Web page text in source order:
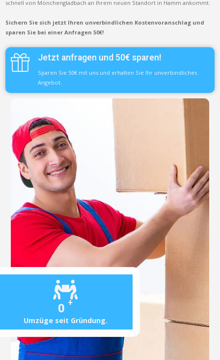
0 +
Umzüge seit Gründung.
schnell von Mönchengladbach an Ihrem neuen Standort in Hamm ankommt.
Sichern Sie sich jetzt Ihren unverbindlichen Kostenvoranschlag und
sparen Sie bei einer Anfragen 50€!
Jetzt anfragen und 50€ sparen!
Sparen Sie 50€ mit uns und erhalten Sie Ihr unverbindliches
Angebot.